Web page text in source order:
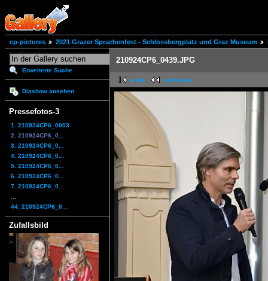
cp-pictures 2021 Grazer Sprachenfest - Schlossbergplatz und Graz Museum
Erweiterte Suche
Diashow ansehen
Pressefotos-3
1. 210924CP6_0003
2. 210924CP6_0...
3. 210924CP6_0...
4. 210924CP6_0...
5. 210924CP6_0...
6. 210924CP6_0...
7. 210924CP6_0...
44. 210924CP6_0...
Zufallsbild
210924CP6_0439.JPG
erste vorherige